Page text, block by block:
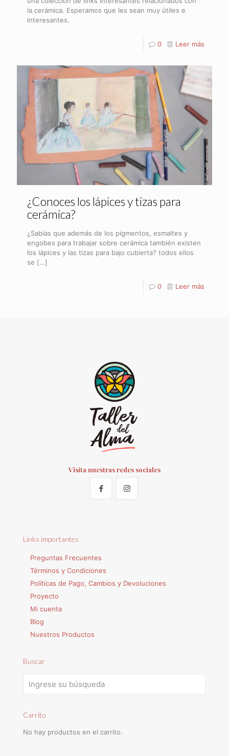
la cerámica. Esperamos que les sean muy útiles e
interesantes.
0 Leer más
¿Conoces los lápices y tizas para
cerámica?
¿Sabías que además de los pigmentos, esmaltes y
engobes para trabajar sobre cerámica también existen
los lápices y las tizas para bajo cubierta? todos ellos
se […]
0 Leer más
Visita nuestras redes sociales
Links importantes
Preguntas Frecuentes
Términos y Condiciones
Políticas de Pago, Cambios y Devoluciones
Proyecto
Mi cuenta
Blog
Nuestros Productos
Buscar
Carrito
No hay productos en el carrito.